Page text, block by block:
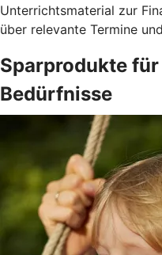
Unterrichtsmaterial zur
über relevante Termine
Sparprodukte
Bedürfnisse